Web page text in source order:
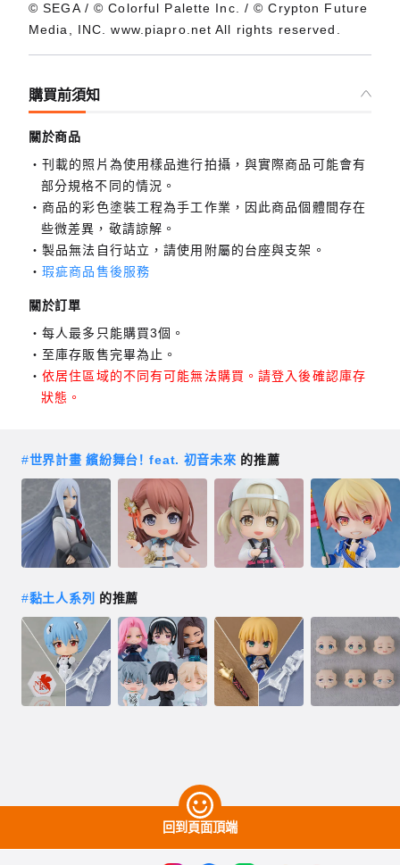
© SEGA / © Colorful Palette Inc. / © Crypton Future
Media, INC. www.piapro.net All rights reserved.
購買前須知
關於商品
刊載的照片為使用樣品進行拍攝，與實際商品可能會有
部分規格不同的情況。
商品的彩色塗裝工程為手工作業，因此商品個體間存在
些微差異，敬請諒解。
製品無法自行站立，請使用附屬的台座與支架。
瑕疵商品售後服務
關於訂單
每人最多只能購買3個。
至庫存販售完畢為止。
依居住區域的不同有可能無法購買。請登入後確認庫存
狀態。
#世界計畫 繽紛舞台！ feat. 初音未來 的推薦
#黏土人系列 的推薦
回到頁面頂端